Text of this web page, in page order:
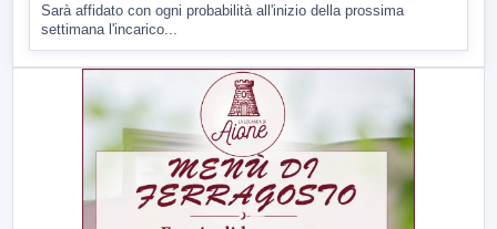
Sarà affidato con ogni probabilità all'inizio della prossima
settimana l'incarico...